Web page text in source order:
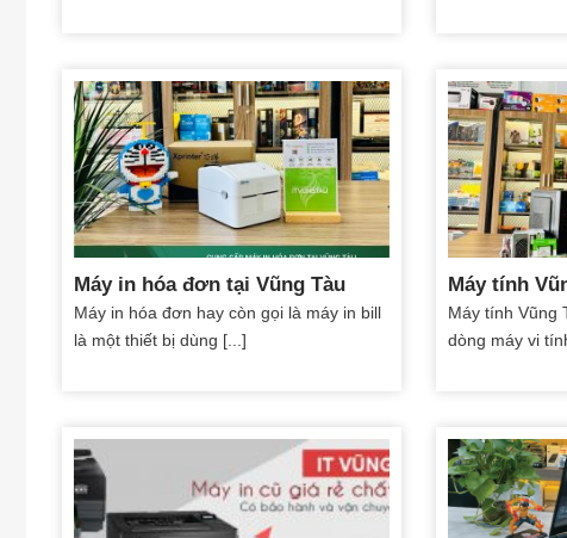
Máy in hóa đơn tại Vũng Tàu
Máy in hóa đơn hay còn gọi là máy in bill
là một thiết bị dùng [...]
Máy tính
Máy tính Vũng
dòng máy vi